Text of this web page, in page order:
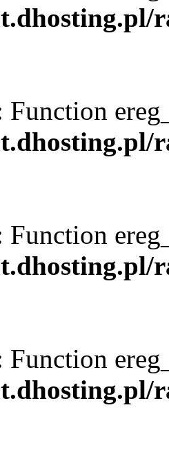
Function
Function
Function